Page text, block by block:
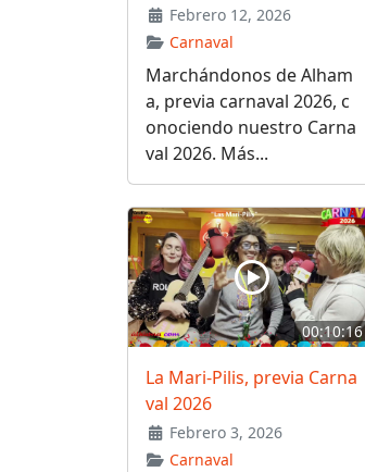
Febrero 12, 2026
Carnaval
Marchándonos de Alham
a, previa carnaval 2026, c
onociendo nuestro Carna
val 2026. Más...
00:10:16
La Mari-Pilis, previa Carna
val 2026
Febrero 3, 2026
Carnaval